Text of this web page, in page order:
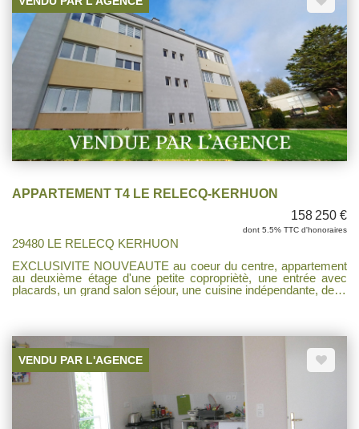
APPARTEMENT T4 LE RELECQ-KERHUON
158 250 €
dont 5.5% TTC d'honoraires
29480 LE RELECQ KERHUON
EXCLUSIVITE NOUVEAUTE au coeur du centre, appartement
au deuxième étage d'une petite copropriètè, une entrée avec
placards, un grand salon séjour, une cuisine indépendante, deux
ACQUISITION OU POUR UN INVESTISSEMENT.
VENDU PAR L'AGENCE